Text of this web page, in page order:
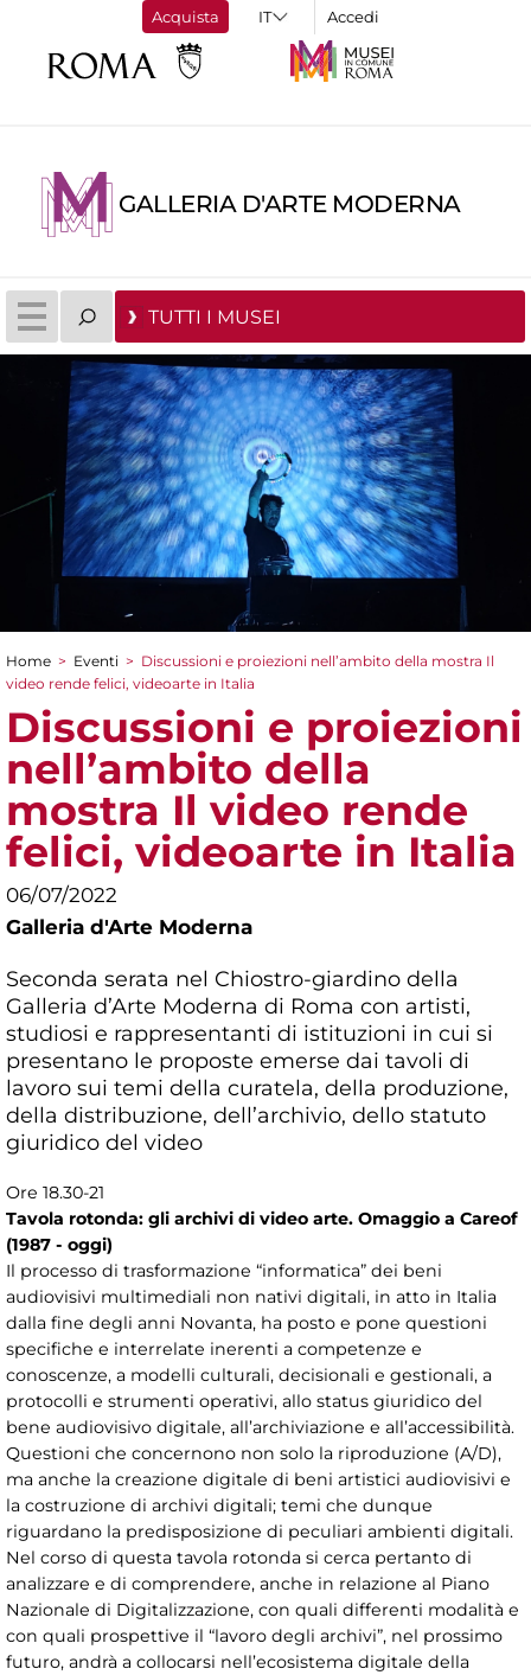
Acquista Accedi
GALLERIA D'ARTE MODERNA
TUTTI I MUSEI
Tu sei qui
Home > Eventi > Discussioni e proiezioni nell’ambito della mostra Il
video rende felici, videoarte in Italia
Discussioni e proiezioni
nell’ambito della
mostra Il video rende
felici, videoarte in Italia
06/07/2022
Galleria d'Arte Moderna
Seconda serata nel Chiostro-giardino della
Galleria d’Arte Moderna di Roma con artisti,
studiosi e rappresentanti di istituzioni in cui si
presentano le proposte emerse dai tavoli di
lavoro sui temi della curatela, della produzione,
della distribuzione, dell’archivio, dello statuto
giuridico del video
Ore 18.30-21
Tavola rotonda: gli archivi di video arte. Omaggio a Careof
(1987 - oggi)
Il processo di trasformazione “informatica” dei beni
audiovisivi multimediali non nativi digitali, in atto in Italia
dalla fine degli anni Novanta, ha posto e pone questioni
specifiche e interrelate inerenti a competenze e
conoscenze, a modelli culturali, decisionali e gestionali, a
protocolli e strumenti operativi, allo status giuridico del
bene audiovisivo digitale, all’archiviazione e all’accessibilità.
Questioni che concernono non solo la riproduzione (A/D),
ma anche la creazione digitale di beni artistici audiovisivi e
la costruzione di archivi digitali; temi che dunque
riguardano la predisposizione di peculiari ambienti digitali.
Nel corso di questa tavola rotonda si cerca pertanto di
analizzare e di comprendere, anche in relazione al Piano
Nazionale di Digitalizzazione, con quali differenti modalità e
con quali prospettive il “lavoro degli archivi”, nel prossimo
futuro, andrà a collocarsi nell’ecosistema digitale della